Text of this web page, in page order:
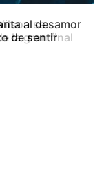
al desamor
de sentir